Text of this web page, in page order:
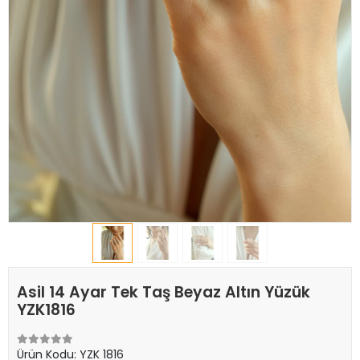
Asil 14 Ayar Tek Taş Beyaz Altın Yüzük
YZK1816
Ürün Kodu: YZK 1816